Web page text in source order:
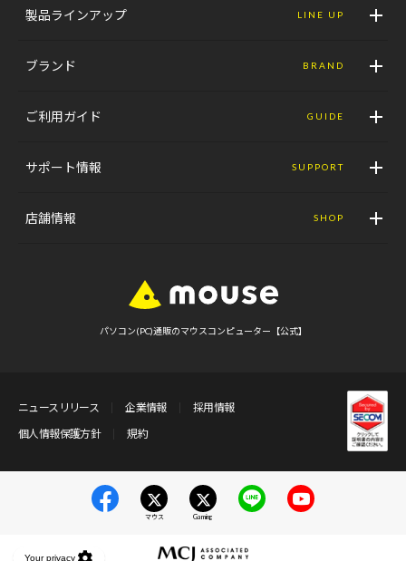
製品ラインアップ LINE UP
ブランド BRAND
ご利用ガイド GUIDE
サポート情報 SUPPORT
店舗情報 SHOP
パソコン(PC)通販のマウスコンピューター【公式】
ニュースリリース 企業情報
採用情報
個人情報保護方針
規約
マウス Gaming